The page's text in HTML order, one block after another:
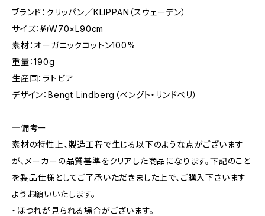
ブランド：クリッパン／KLIPPAN（スウェーデン）
サイズ：約W70×L90cm
素材：オーガニックコットン100%
重量：190g
生産国：ラトビア
デザイン：Bengt Lindberg（ベングト・リンドベリ）
―備考ー
素材の特性上、製造工程で生じる以下のような点がございます
が、メーカーの品質基準をクリアした商品になります。下記のこと
を製品仕様としてご了承いただきました上で、ご購入下さいます
ようお願いいたします。
・ほつれが見られる場合がございます。